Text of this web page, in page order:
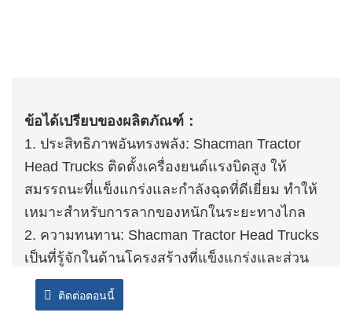
ข้อได้เปรียบของผลิตภัณฑ์：
1. ประสิทธิภาพอันทรงพลัง: Shacman Tractor
Head Trucks ติดตั้งเครื่องยนต์แรงบิดสูง ให้
สมรรถนะที่แข็งแกร่งและกำลังฉุดที่ดีเยี่ยม ทำให้
เหมาะสำหรับการลากของหนักในระยะทางไกล
2. ความทนทาน: Shacman Tractor Head Trucks
เป็นที่รู้จักในด้านโครงสร้างที่แข็งแกร่งและส่วน
ประกอบที่มีคุณภาพ สร้างขึ้นเพื่อให้ทนทานต่อ
สภาวะการทำงานที่ยากลำบาก จึงมั่นใจได้ถึง
ติดต่อตอนนี้